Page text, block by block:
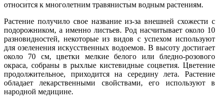
относится к многолетним травянистым водным растениям.
Растение получило свое название из-за внешней схожести с
подорожником, а именно листьев. Род насчитывает около 10
разновидностей, некоторые из видов с успехом используют
для озеленения искусственных водоемов. В высоту достигает
около 70 см, цветки мелкие белого или бледно-розового
окраса, собраны в рыхлые кистевидные соцветия. Цветение
продолжительное, приходится на середину лета. Растение
обладает лекарственными свойствами, его используют в
народной медицине.